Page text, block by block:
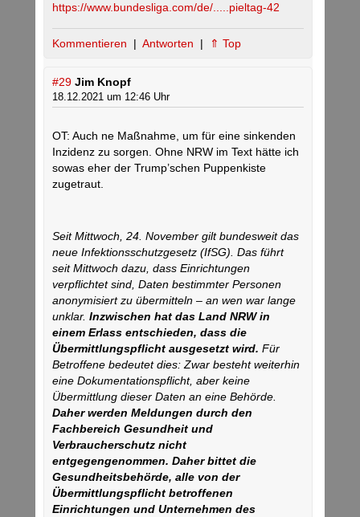
https://www.bundesliga.com/de/.....pieltag-42
Kommentieren | Antworten | ⇑ Top
#29 Jim Knopf
18.12.2021 um 12:46 Uhr
OT: Auch ne Maßnahme, um für eine sinkenden
Inzidenz zu sorgen. Ohne NRW im Text hätte ich
sowas eher der Trump’schen Puppenkiste
zugetraut.
Seit Mittwoch, 24. November gilt bundesweit das
neue Infektionsschutzgesetz (IfSG). Das führt
seit Mittwoch dazu, dass Einrichtungen
verpflichtet sind, Daten bestimmter Personen
anonymisiert zu übermitteln – an wen war lange
unklar. Inzwischen hat das Land NRW in
einem Erlass entschieden, dass die
Übermittlungspflicht ausgesetzt wird. Für
Betroffene bedeutet dies: Zwar besteht weiterhin
eine Dokumentationspflicht, aber keine
Übermittlung dieser Daten an eine Behörde.
Daher werden Meldungen durch den
Fachbereich Gesundheit und
Verbraucherschutz nicht
entgegengenommen. Daher bittet die
Gesundheitsbehörde, alle von der
Übermittlungspflicht betroffenen
Einrichtungen und Unternehmen des